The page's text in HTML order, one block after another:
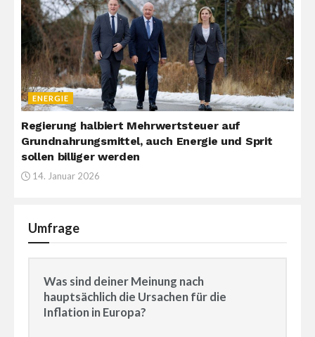
ENERGIE
Regierung halbiert Mehrwertsteuer auf
Grundnahrungsmittel, auch Energie und Sprit
sollen billiger werden
14. Januar 2026
Umfrage
Was sind deiner Meinung nach
hauptsächlich die Ursachen für die
Inflation in Europa?